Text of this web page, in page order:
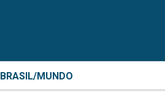
BRASIL/MUNDO